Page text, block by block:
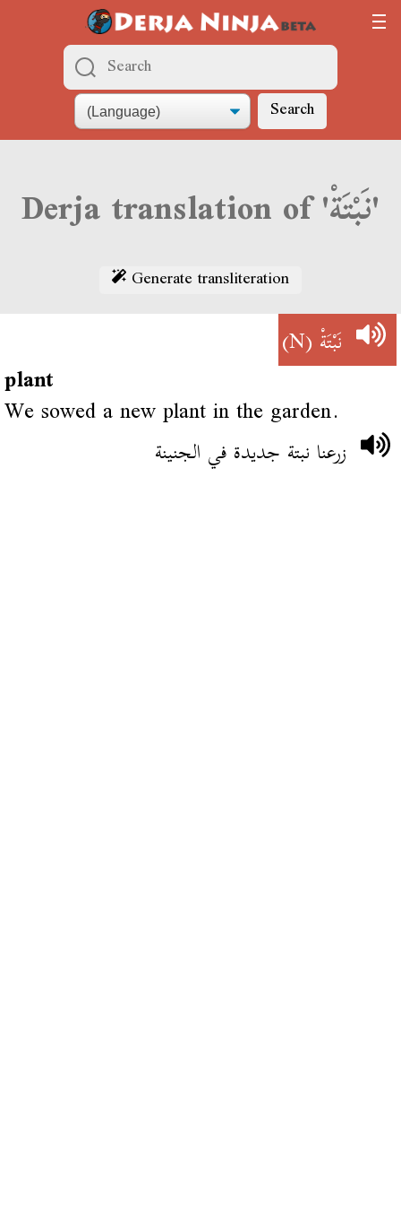
Search
Derja translation of 'نَبْتَةْ'
Generate transliteration
نَبْتَةْ(N)
plant
We sowed a new plant in the garden.
زرعنا نبتة جديدة في الجنينة